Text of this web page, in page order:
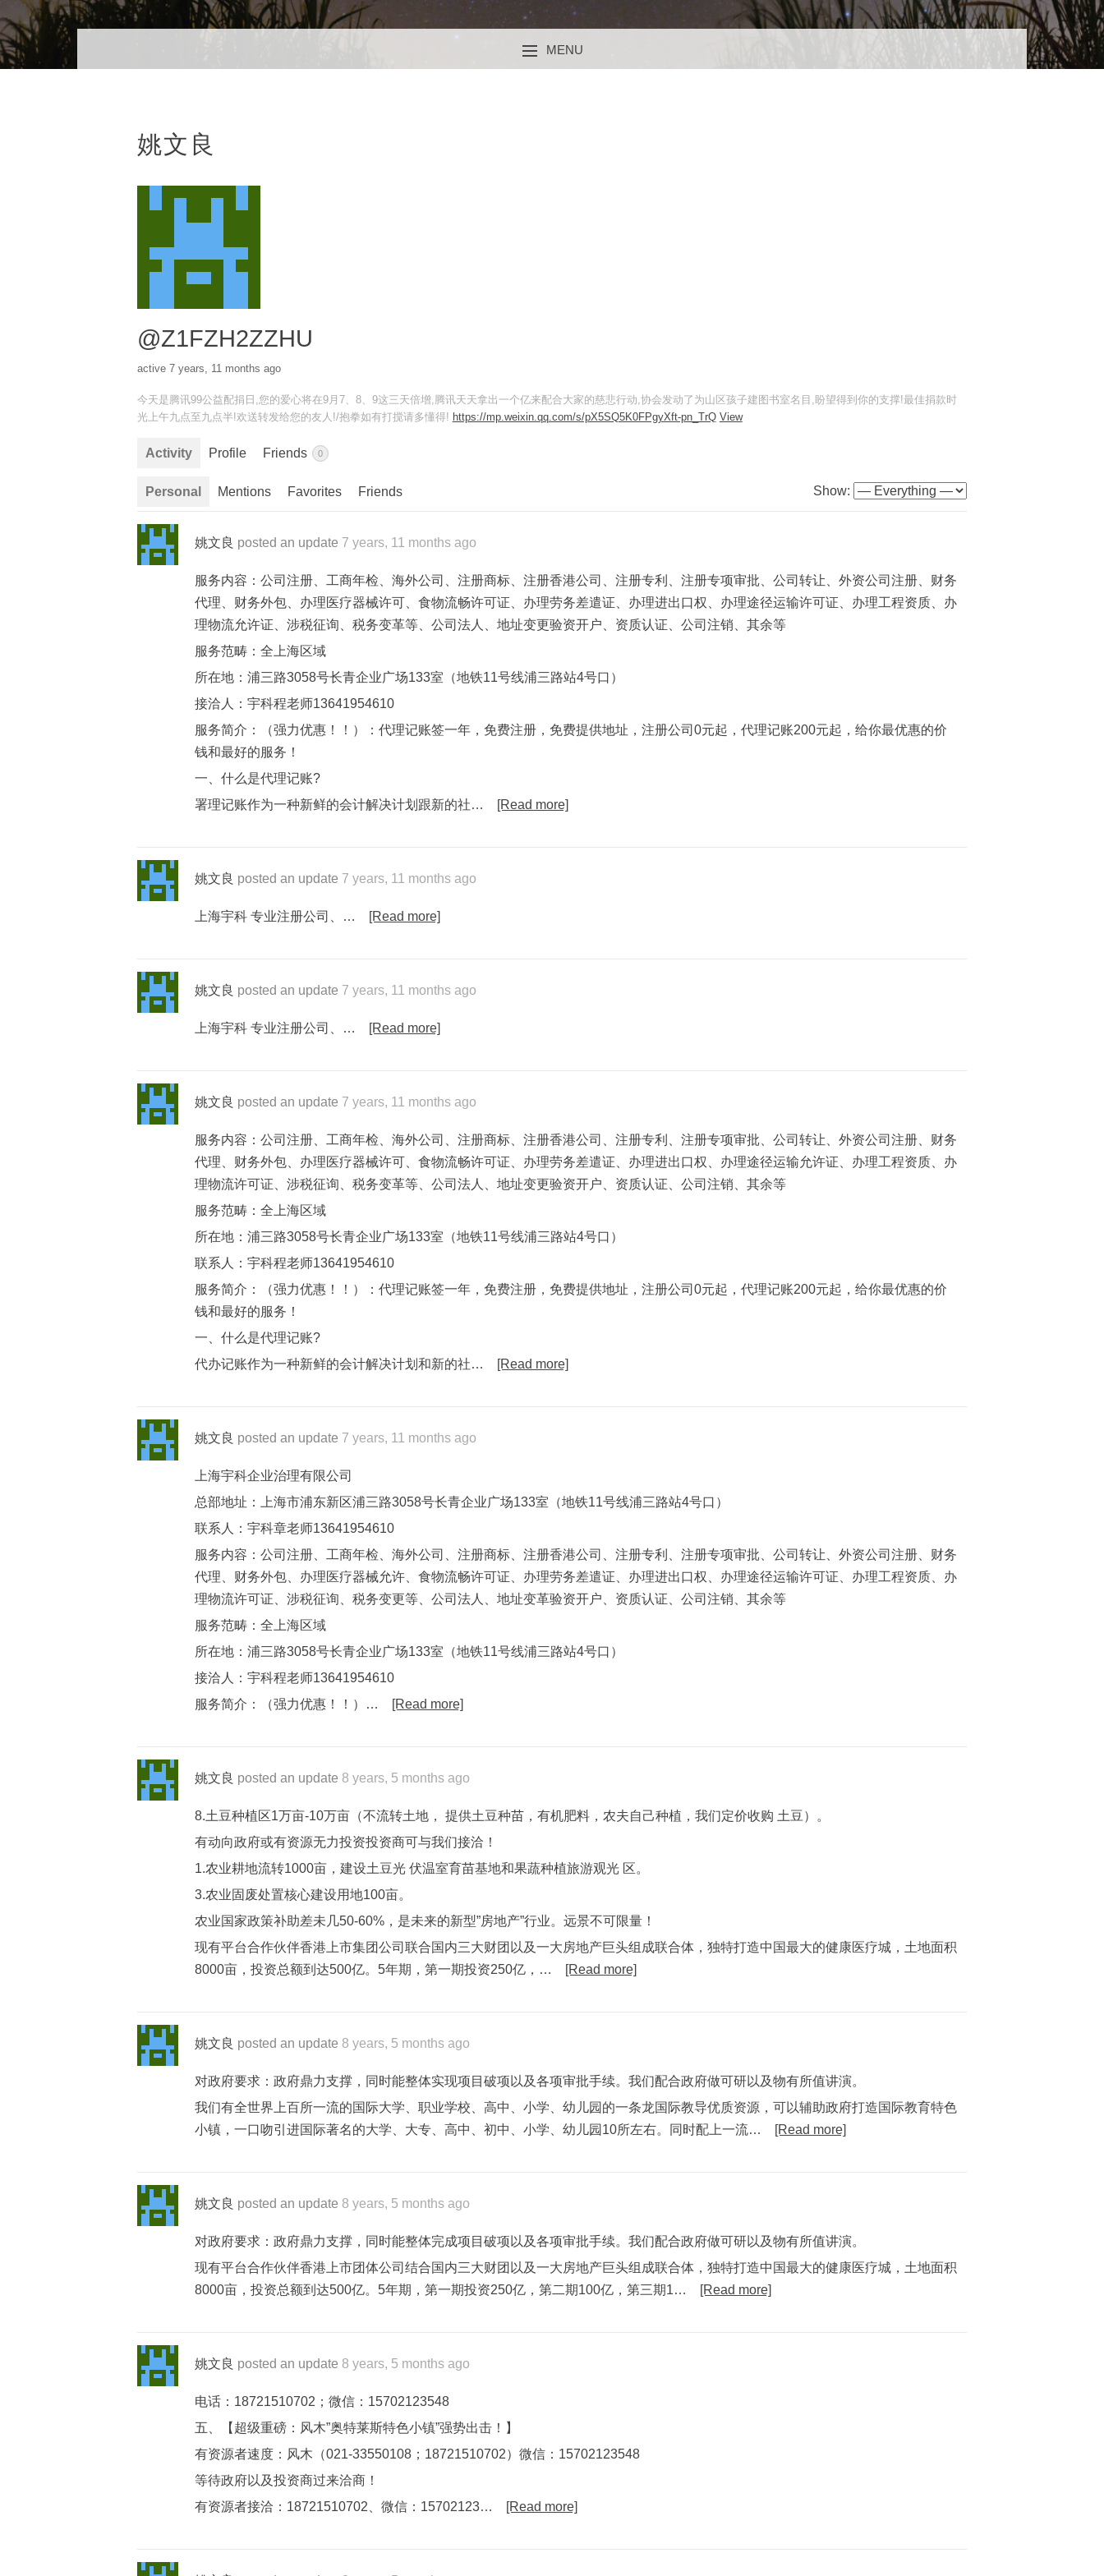
MENU
姚文良
@Z1FZH2ZZHU
active 7 years, 11 months ago
今天是腾讯99公益配捐日,您的爱心将在9月7、8、9这三天倍增,腾讯天天拿出一个亿来配合大家的慈悲行动,协会发动了为山区孩子建图书室名目,盼望得到你的支撑!最佳捐款时
光上午九点至九点半!欢送转发给您的友人!/抱拳如有打搅请多懂得! https://mp.weixin.qq.com/s/pX5SQ5K0FPgyXft-pn_TrQ View
Activity Profile Friends 0
Personal Mentions Favorites Friends Show:
姚文良 posted an update 7 years, 11 months ago
服务内容：公司注册、工商年检、海外公司、注册商标、注册香港公司、注册专利、注册专项审批、公司转让、外资公司注册、财务
代理、财务外包、办理医疗器械许可、食物流畅许可证、办理劳务差遣证、办理进出口权、办理途径运输许可证、办理工程资质、办
理物流允许证、涉税征询、税务变革等、公司法人、地址变更验资开户、资质认证、公司注销、其余等
服务范畴：全上海区域
所在地：浦三路3058号长青企业广场133室（地铁11号线浦三路站4号口）
接洽人：宇科程老师13641954610
服务简介：（强力优惠！！）：代理记账签一年，免费注册，免费提供地址，注册公司0元起，代理记账200元起，给你最优惠的价
钱和最好的服务！
一、什么是代理记账?
署理记账作为一种新鲜的会计解决计划跟新的社…
[Read more]
姚文良 posted an update 7 years, 11 months ago
上海宇科 专业注册公司、… [Read more]
姚文良 posted an update 7 years, 11 months ago
上海宇科 专业注册公司、… [Read more]
姚文良 posted an update 7 years, 11 months ago
服务内容：公司注册、工商年检、海外公司、注册商标、注册香港公司、注册专利、注册专项审批、公司转让、外资公司注册、财务
代理、财务外包、办理医疗器械许可、食物流畅许可证、办理劳务差遣证、办理进出口权、办理途径运输允许证、办理工程资质、办
理物流许可证、涉税征询、税务变革等、公司法人、地址变更验资开户、资质认证、公司注销、其余等
服务范畴：全上海区域
所在地：浦三路3058号长青企业广场133室（地铁11号线浦三路站4号口）
联系人：宇科程老师13641954610
服务简介：（强力优惠！！）：代理记账签一年，免费注册，免费提供地址，注册公司0元起，代理记账200元起，给你最优惠的价
钱和最好的服务！
一、什么是代理记账?
代办记账作为一种新鲜的会计解决计划和新的社…
[Read more]
姚文良 posted an update 7 years, 11 months ago
上海宇科企业治理有限公司
总部地址：上海市浦东新区浦三路3058号长青企业广场133室（地铁11号线浦三路站4号口）
联系人：宇科章老师13641954610
服务内容：公司注册、工商年检、海外公司、注册商标、注册香港公司、注册专利、注册专项审批、公司转让、外资公司注册、财务
代理、财务外包、办理医疗器械允许、食物流畅许可证、办理劳务差遣证、办理进出口权、办理途径运输许可证、办理工程资质、办
理物流许可证、涉税征询、税务变更等、公司法人、地址变革验资开户、资质认证、公司注销、其余等
服务范畴：全上海区域
所在地：浦三路3058号长青企业广场133室（地铁11号线浦三路站4号口）
接洽人：宇科程老师13641954610
服务简介：（强力优惠！！）…
[Read more]
姚文良 posted an update 8 years, 5 months ago
8.土豆种植区1万亩-10万亩（不流转土地， 提供土豆种苗，有机肥料，农夫自己种植，我们定价收购 土豆）。
有动向政府或有资源无力投资投资商可与我们接洽！
1.农业耕地流转1000亩，建设土豆光 伏温室育苗基地和果蔬种植旅游观光 区。
3.农业固废处置核心建设用地100亩。
农业国家政策补助差未几50-60%，是未来的新型”房地产”行业。远景不可限量！
现有平台合作伙伴香港上市集团公司联合国内三大财团以及一大房地产巨头组成联合体，独特打造中国最大的健康医疗城，土地面积
8000亩，投资总额到达500亿。5年期，第一期投资250亿，…
[Read more]
姚文良 posted an update 8 years, 5 months ago
对政府要求：政府鼎力支撑，同时能整体实现项目破项以及各项审批手续。我们配合政府做可研以及物有所值讲演。
我们有全世界上百所一流的国际大学、职业学校、高中、小学、幼儿园的一条龙国际教导优质资源，可以辅助政府打造国际教育特色
小镇，一口吻引进国际著名的大学、大专、高中、初中、小学、幼儿园10所左右。同时配上一流…
[Read more]
姚文良 posted an update 8 years, 5 months ago
对政府要求：政府鼎力支撑，同时能整体完成项目破项以及各项审批手续。我们配合政府做可研以及物有所值讲演。
现有平台合作伙伴香港上市团体公司结合国内三大财团以及一大房地产巨头组成联合体，独特打造中国最大的健康医疗城，土地面积
8000亩，投资总额到达500亿。5年期，第一期投资250亿，第二期100亿，第三期1…
[Read more]
姚文良 posted an update 8 years, 5 months ago
电话：18721510702；微信：15702123548
五、【超级重磅：风木”奥特莱斯特色小镇”强势出击！】
有资源者速度：风木（021-33550108；18721510702）微信：15702123548
等待政府以及投资商过来洽商！
有资源者接洽：18721510702、微信：15702123…
[Read more]